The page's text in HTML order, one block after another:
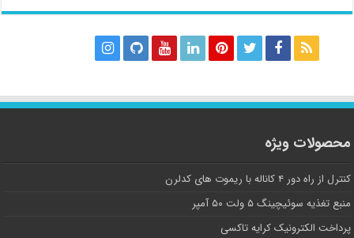
محصولات ویژه
کنترل از راه دور ۴ کاناله با ریموت های کدلرن
منبع تغذیه سوئیچینگ ۵ ولت ۵۰ آمپر
پرداخت الکترونیک کرایه تاکسی